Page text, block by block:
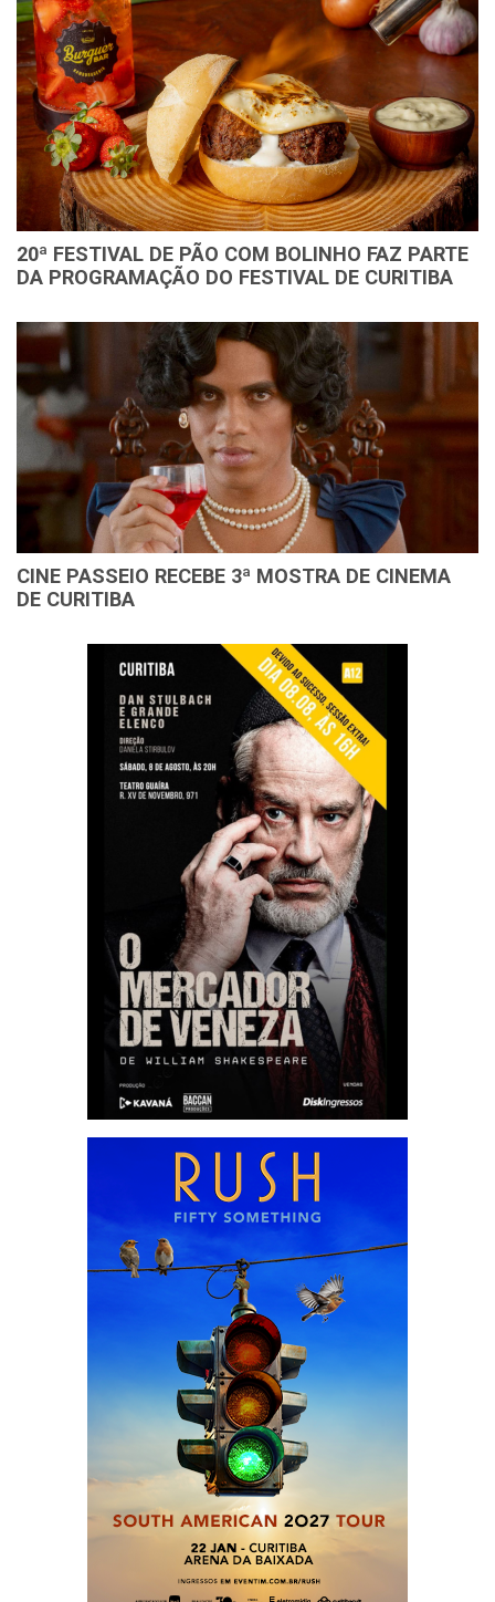
20ª FESTIVAL DE PÃO COM BOLINHO FAZ PARTE
DA PROGRAMAÇÃO DO FESTIVAL DE CURITIBA
CINE PASSEIO RECEBE 3ª MOSTRA DE CINEMA
DE CURITIBA